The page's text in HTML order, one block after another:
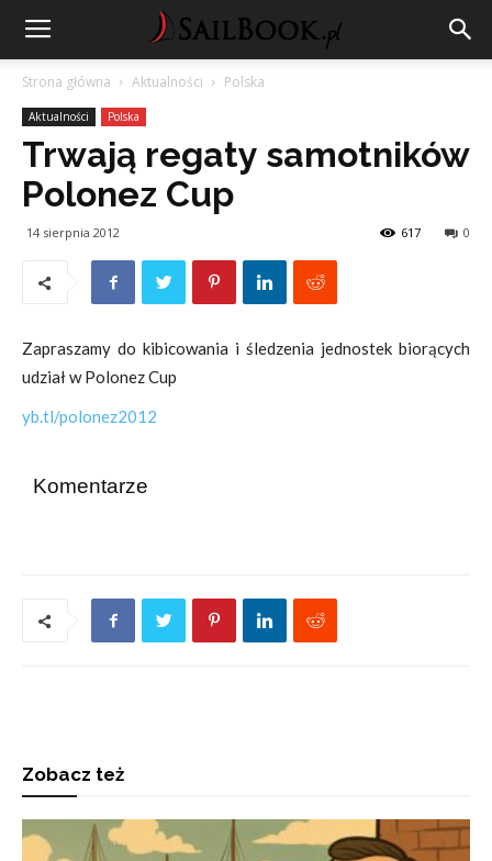
Strona główna Aktualności Polska
Aktualności Polska
Trwają regaty samotników
Polonez Cup
14 sierpnia 2012 0
617
Zapraszamy do kibicowania i śledzenia jednostek biorących
udział w Polonez Cup
yb.tl/polonez2012
Komentarze
Zobacz też